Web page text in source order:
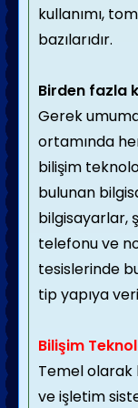
kullanımı,
bazılarıdır.
Birden fazla
Gerek
ortamında
bilişim
bulunan
bilgisayarlar,
telefonu ve
tesislerinde
tip yapıya
Bilişim
Temel olarak
ve işletim